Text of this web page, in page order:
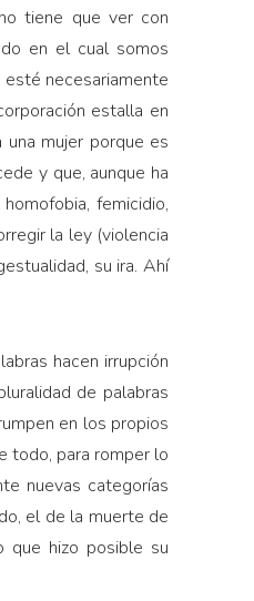
tiene que ver con
en el cual somos
necesariamente
estalla en
mujer porque es
y que, aunque ha
femicidio,
la ley (violencia
su ira. Ahí
hacen irrupción
de palabras
en los propios
todo, para romper lo
nuevas categorías
el de la muerte de
que hizo posible su